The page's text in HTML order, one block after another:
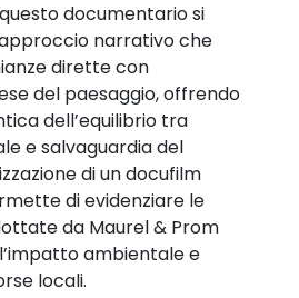
documentario si
narrativo che
dirette con
del paesaggio, offrendo
dell’equilibrio tra
e salvaguardia del
di un docufilm
di evidenziare le
da Maurel & Prom
ambientale e
locali.